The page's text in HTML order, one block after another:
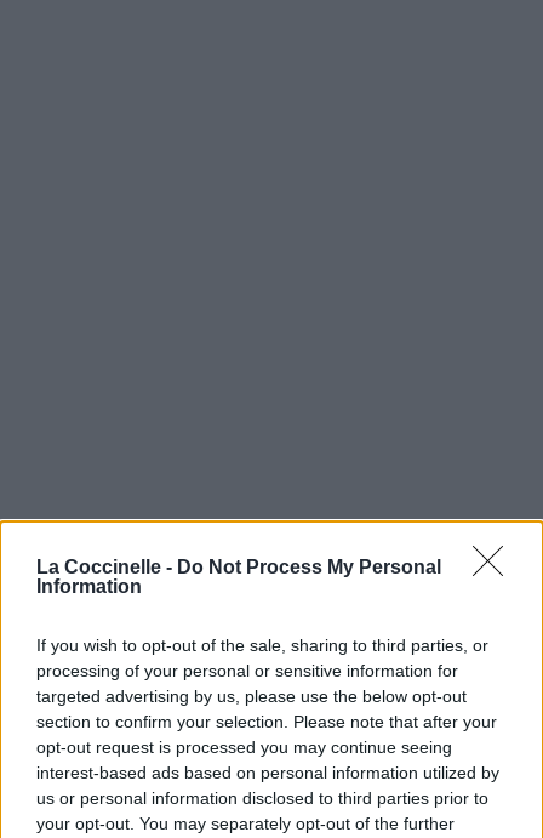
La Coccinelle - Do Not Process My Personal
Information
If you wish to opt-out of the sale, sharing to third parties, or
processing of your personal or sensitive information for
targeted advertising by us, please use the below opt-out
section to confirm your selection. Please note that after your
opt-out request is processed you may continue seeing
interest-based ads based on personal information utilized by
us or personal information disclosed to third parties prior to
your opt-out. You may separately opt-out of the further